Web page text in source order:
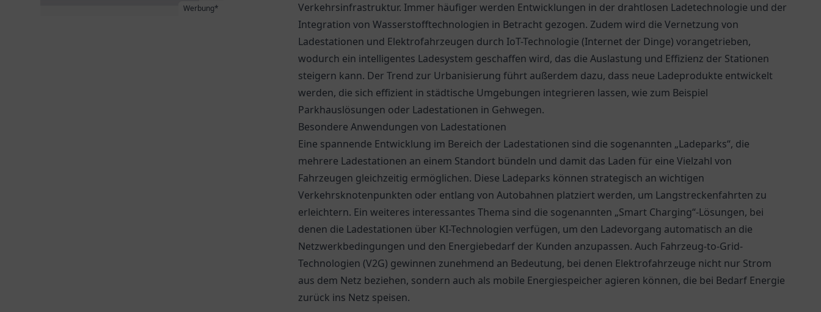
Werbung*
Verkehrsinfrastruktur. Immer häufiger werden Entwicklungen in der drahtlosen Ladetechnologie und der
Integration von Wasserstofftechnologien in Betracht gezogen. Zudem wird die Vernetzung von
Ladestationen und Elektrofahrzeugen durch IoT-Technologie (Internet der Dinge) vorangetrieben,
wodurch ein intelligentes Ladesystem geschaffen wird, das die Auslastung und Effizienz der Stationen
steigern kann. Der Trend zur Urbanisierung führt außerdem dazu, dass neue Ladeprodukte entwickelt
werden, die sich effizient in städtische Umgebungen integrieren lassen, wie zum Beispiel
Parkhauslösungen oder Ladestationen in Gehwegen.
Besondere Anwendungen von Ladestationen
Eine spannende Entwicklung im Bereich der Ladestationen sind die sogenannten „Ladeparks“, die
mehrere Ladestationen an einem Standort bündeln und damit das Laden für eine Vielzahl von
Fahrzeugen gleichzeitig ermöglichen. Diese Ladeparks können strategisch an wichtigen
Verkehrsknotenpunkten oder entlang von Autobahnen platziert werden, um Langstreckenfahrten zu
erleichtern. Ein weiteres interessantes Thema sind die sogenannten „Smart Charging“-Lösungen, bei
denen die Ladestationen über KI-Technologien verfügen, um den Ladevorgang automatisch an die
Netzwerkbedingungen und den Energiebedarf der Kunden anzupassen. Auch Fahrzeug-to-Grid-
Technologien (V2G) gewinnen zunehmend an Bedeutung, bei denen Elektrofahrzeuge nicht nur Strom
aus dem Netz beziehen, sondern auch als mobile Energiespeicher agieren können, die bei Bedarf Energie
zurück ins Netz speisen.